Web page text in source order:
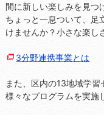
間に新しい楽しみを見つ
ちょっと一息ついて、足
けませんか？小さな楽し
3分野連携事業とは
また、区内の13地域学
様々なプログラムを実施